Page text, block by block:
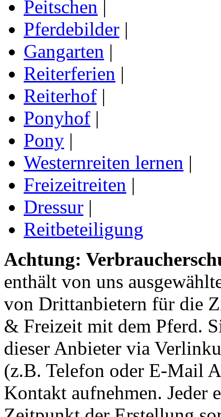
Peitschen |
Pferdebilder |
Gangarten |
Reiterferien |
Reiterhof |
Ponyhof |
Pony |
Westernreiten lernen |
Freizeitreiten |
Dressur |
Reitbeteiligung
Achtung:
enthält von uns
von Drittanbietern für die
& Freizeit mit dem Pferd.
dieser Anbieter via
(z.B. Telefon oder E-Mail
Kontakt aufnehmen. Jeder